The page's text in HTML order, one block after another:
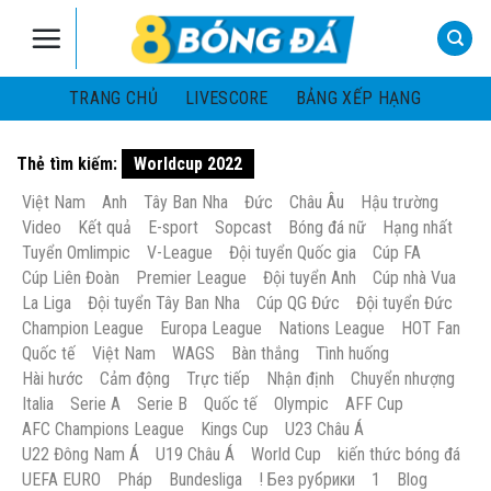
TRANG CHỦ
LIVESCORE BẢNG XẾP HẠNG
Thẻ tìm kiếm:
Worldcup 2022
Việt Nam
Anh Tây Ban Nha Đức Châu Âu
Hậu trường
Video
Kết quả E-sport Sopcast Bóng đá nữ
Hạng nhất
Tuyển Omlimpic
V-League Đội tuyển Quốc gia
Cúp FA
Cúp Liên Đoàn
Premier League Đội tuyển Anh
Cúp nhà Vua
La Liga
Đội tuyển Tây Ban Nha Cúp QG Đức
Đội tuyển Đức
Champion League
Europa League Nations League
HOT Fan
Quốc tế
Việt Nam WAGS Bàn thắng
Tình huống
Hài hước
Cảm động Trực tiếp Nhận định
Chuyển nhượng
Italia
Serie A Serie B Quốc tế Olympic
AFF Cup
AFC Champions League
Kings Cup
U23 Châu Á
U22 Đông Nam Á
U19 Châu Á World Cup
kiến thức bóng đá
UEFA EURO
Pháp Bundesliga ! Без рубрики 1 Blog